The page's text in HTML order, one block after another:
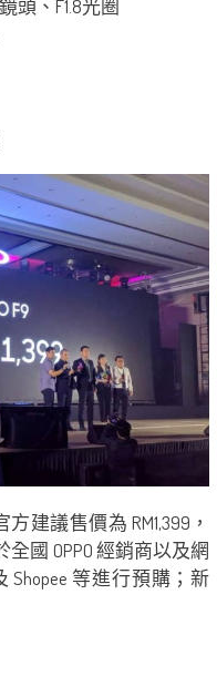
頭、F1.8光圈
建議售價為 RM1,399，
國 OPPO 經銷商以及網
Shopee 等進行預購；新